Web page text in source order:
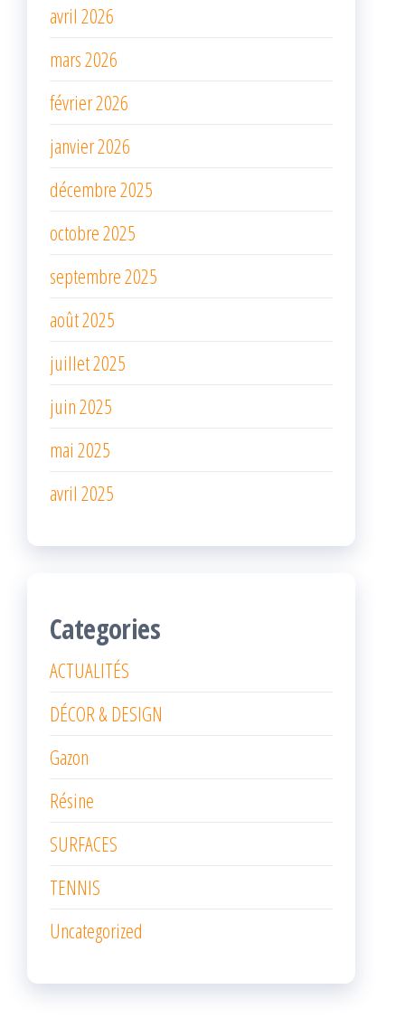
avril 2026
mars 2026
février 2026
janvier 2026
décembre 2025
octobre 2025
septembre 2025
août 2025
juillet 2025
juin 2025
mai 2025
avril 2025
Categories
ACTUALITÉS
DÉCOR & DESIGN
Gazon
Résine
SURFACES
TENNIS
Uncategorized